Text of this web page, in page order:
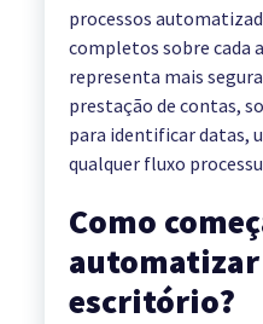
processos
completos sobre cada
representa mais
prestação de contas,
para identificar datas,
qualquer fluxo
Como
automatizar
escritório?